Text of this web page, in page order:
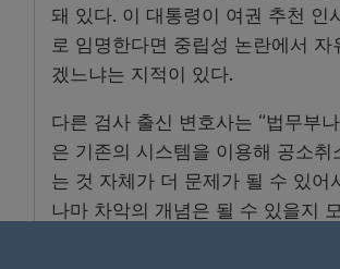
돼 있다. 이 대통령이 여권 추천 인
로 임명한다면 중립성 논란에서 자
겠느냐는 지적이 있다.
다른 검사 출신 변호사는 “법무부
은 기존의 시스템을 이용해 공소취
는 것 자체가 더 문제가 될 수 있어
나마 차악의 개념은 될 수 있을지